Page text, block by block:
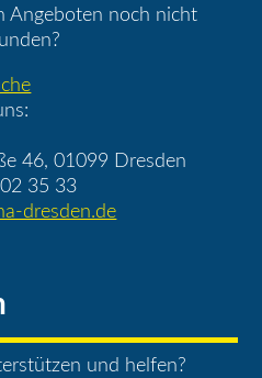
Angeboten noch nicht
46, 01099 Dresden
02 35 33
dresden.de
und helfen?